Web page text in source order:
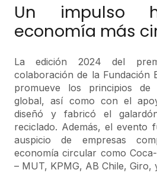
Un impulso
economía más
La edición 2024 del
colaboración de la Fundación
promueve los principios de
global, así como con el
diseñó y fabricó el
reciclado. Además, el evento
auspicio de empresas
economía circular como
– MUT, KPMG, AB Chile, Giro,